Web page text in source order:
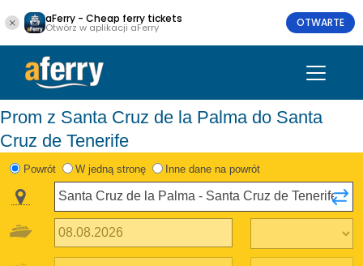
aFerry - Cheap ferry tickets
Otwórz w aplikacji aFerry OTWARTE
Prom z Santa Cruz de la Palma do Santa
Cruz de Tenerife
Powrót W jedną stronę Inne dane na powrót